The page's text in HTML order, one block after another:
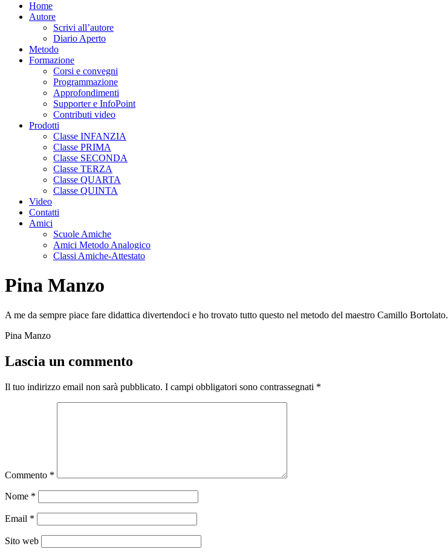
Home
Autore
Scrivi all’autore
Diario Aperto
Metodo
Formazione
Corsi e convegni
Programmazione
Approfondimenti
Supporter e InfoPoint
Contributi video
Prodotti
Classe INFANZIA
Classe PRIMA
Classe SECONDA
Classe TERZA
Classe QUARTA
Classe QUINTA
Video
Contatti
Amici
Scuole Amiche
Amici Metodo Analogico
Classi Amiche-Attestato
Pina Manzo
A me da sempre piace fare didattica divertendoci e ho trovato tutto questo nel metodo del maestro Camillo Bortolato.
Pina Manzo
Lascia un commento
Il tuo indirizzo email non sarà pubblicato. I campi obbligatori sono contrassegnati *
Commento *
Nome *
Email *
Sito web